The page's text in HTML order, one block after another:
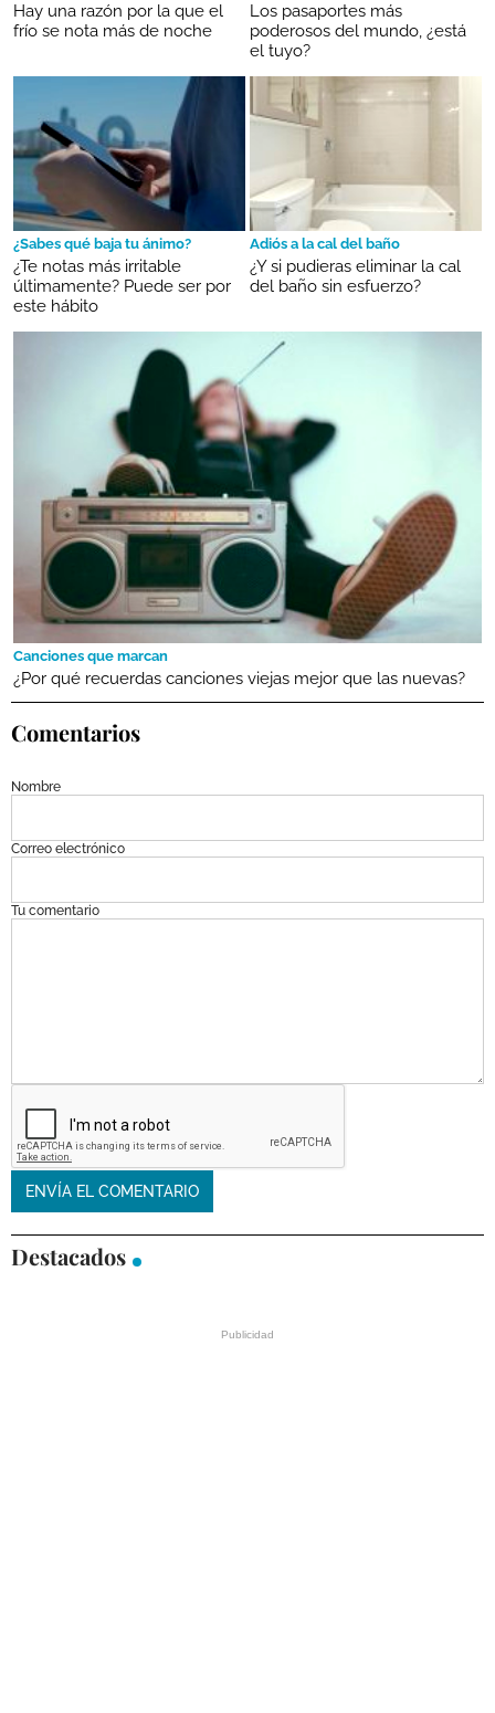
Hay una razón por la que el
frío se nota más de noche
Los pasaportes más
poderosos del mundo, ¿está
el tuyo?
¿Sabes qué baja tu ánimo?
¿Te notas más irritable
últimamente? Puede ser por
este hábito
Adiós a la cal del baño
¿Y si pudieras eliminar la cal
del baño sin esfuerzo?
Canciones que marcan
¿Por qué recuerdas canciones viejas mejor que las nuevas?
Comentarios
Nombre
Correo electrónico
Tu comentario
Destacados